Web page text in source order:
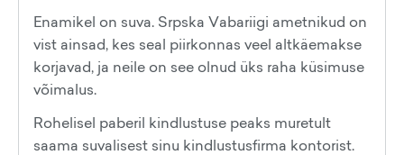
Enamikel on suva. Srpska Vabariigi ametnikud on
vist ainsad, kes seal piirkonnas veel altkäemakse
korjavad, ja neile on see olnud üks raha küsimuse
võimalus.
Rohelisel paberil kindlustuse peaks muretult
saama suvalisest sinu kindlustusfirma kontorist.